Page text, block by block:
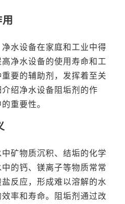
水设备在家庭和工业中得
净水设备的使用寿命和工
要的辅助剂，发挥着至关
绍净水设备阻垢剂的作
重要性。
矿物质沉积、结垢的化学
的钙、镁离子等物质常常
反应，形成难以溶解的水
率和寿命。阻垢剂通过改